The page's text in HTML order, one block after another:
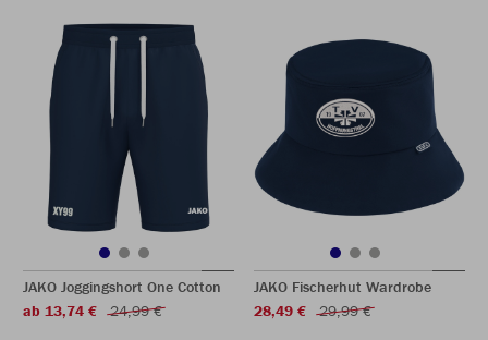
JAKO Joggingshort One Cotton
ab 13,74 €
24,99 €
JAKO Fischerhut Wardrobe
28,49 €
29,99 €